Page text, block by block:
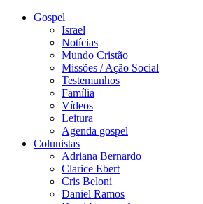
Gospel
Israel
Notícias
Mundo Cristão
Missões / Ação Social
Testemunhos
Família
Vídeos
Leitura
Agenda gospel
Colunistas
Adriana Bernardo
Clarice Ebert
Cris Beloni
Daniel Ramos